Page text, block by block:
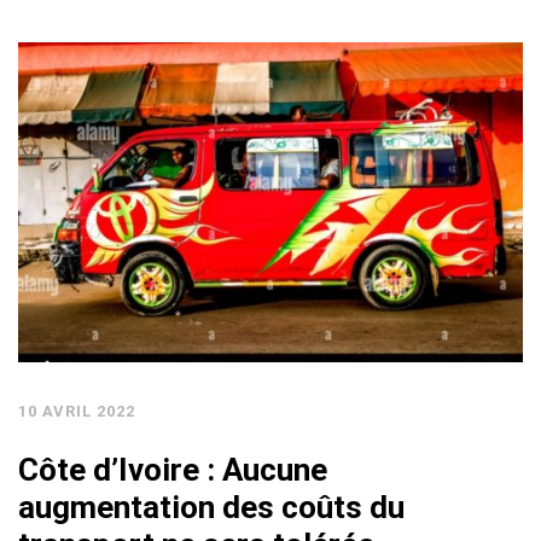
10 AVRIL 2022
Côte d’Ivoire : Aucune
augmentation des coûts du